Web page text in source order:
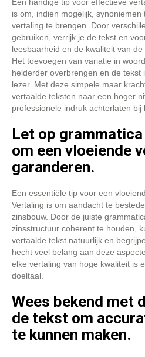
is om, indien mogelijk,
vertaling te brengen. Door
gebruiken, verrijk je de tekst en
leesbaarheid en de kwaliteit van
Het toevoegen van variatie in
helderder overbrengen en de tekst
lezer. Met deze simpele maar
vertaalde teksten naar een hoger
professionele indruk achterlaten bij
Let op
om een vloeiende
garanderen.
Een essentiële tip voor een
Vertaling is om aandacht te
zinsbouw. Door de juiste
zinsstructuur coherent te houden,
vertaalde tekst natuurlijk en
hecht veel belang aan deze
elke vertaling van hoge kwaliteit is
doeltaal.
Wees bekend met
de tekst om
te kunnen maken.